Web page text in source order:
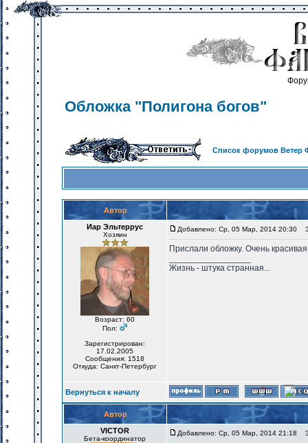
Обложка "Полигона богов"
Список форумов Ветер
Автор
Иар Эльтеррус
Хозяин
Возраст: 60
Пол:
Зарегистрирован:
17.02.2005
Сообщения: 1518
Откуда: Санкт-Петербург
Добавлено: Ср, 05 Мар, 2014 20:30
Прислали обложку. Очень
Жизнь - штука странная...
Вернуться к началу
Автор
VICTOR
Бета-координатор
Добавлено: Ср, 05 Мар, 2014 21:18